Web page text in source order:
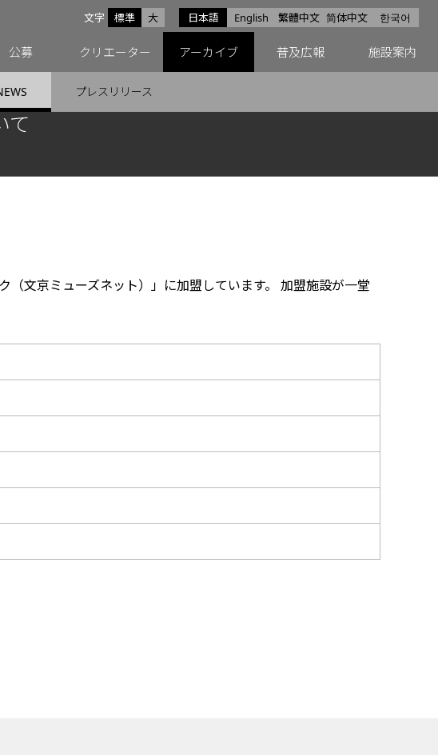
日本語 English 繁體中文 简体中文 한국어
文字サイズ
標準 大
スペースfacebook
ドスペースX
アンドスペースInstagram
公募 クリエーター アーカイブ 普及広報 施設案内
プレスリリース
て
文京ミューズネット）」に加盟しています。 加盟施設が一堂